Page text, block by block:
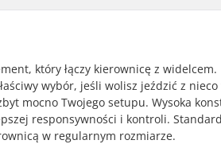
który łączy kierownicę z widelcem.
wybór, jeśli wolisz jeździć z nieco
mocno Twojego setupu. Wysoka
responsywności i kontroli.
w regularnym rozmiarze.